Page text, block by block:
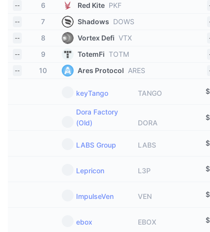
-- 6 Red Kite PKF
-- 7 Shadows DOWS
-- 8 Vortex Defi VTX
-- 9 TotemFi TOTM
-- 10 Ares Protocol ARES
keyTango TANGO $
Dora Factory
(Old)
DORA
$
LABS Group LABS $
Lepricon L3P $
ImpulseVen VEN $
ebox EBOX $